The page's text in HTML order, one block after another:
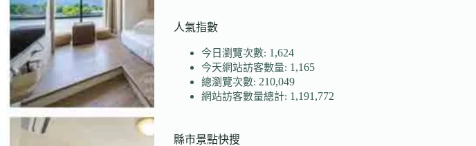
人氣指數
今日瀏覽次數: 1,624
今天網站訪客數量: 1,165
總瀏覽次數: 210,049
網站訪客數量總計: 1,191,772
縣市景點快搜